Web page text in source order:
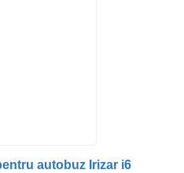
autobuz Irizar i6